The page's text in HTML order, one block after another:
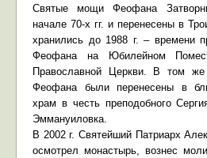
Святые мощи Феофана
начале 70-х гг. и перенесены в
хранились до 1988 г. – времени
Феофана на Юбилейном
Православной Церкви. В том
Феофана были перенесены в
храм в честь преподобного
Эммануиловка.
В 2002 г. Святейший Патриарх
осмотрел монастырь, вознес